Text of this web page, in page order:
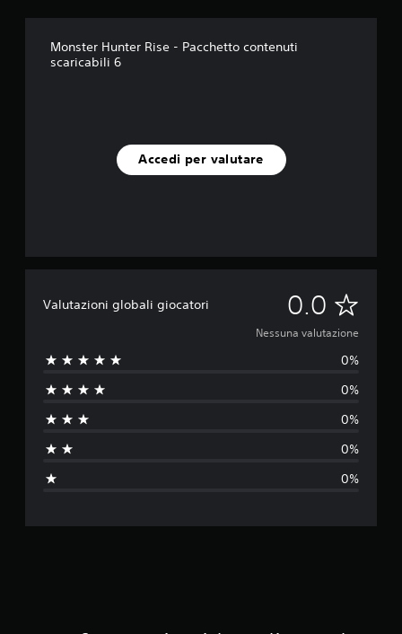
Monster Hunter Rise - Pacchetto contenuti
scaricabili 6
Accedi per valutare
Valutazioni globali giocatori 0.0 N
e
n
v
Nessuna valutazione
0%
0%
0%
0%
0%